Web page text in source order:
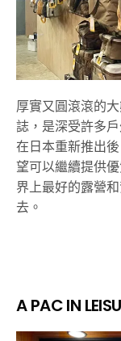
厚實又圓滾滾的
誌，是深受許多
在日本重新推出
望可以繼續提供
界上最好的露營
去。
A PAC IN